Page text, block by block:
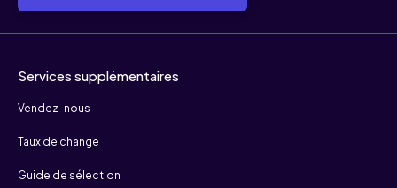
Services supplémentaires
Vendez-nous
Taux de change
Guide de sélection